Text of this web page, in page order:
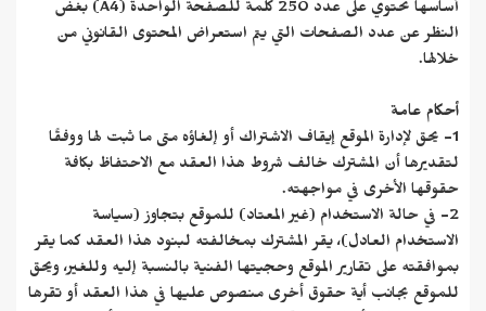
أساسها تحتوي على عدد 250 كلمة للصفحة الواحدة (A4) بغض
النظر عن عدد الصفحات التي يتم استعراض المحتوى القانوني من
خلالها.
أحكام عامة
1- يحق لإدارة الموقع إيقاف الاشتراك أو إلغاؤه متى ما ثبت لها ووفقًا
لتقديرها أن المشترك خالف شروط هذا العقد مع الاحتفاظ بكافة
حقوقها الأخرى في مواجهته.
2- في حالة الاستخدام (غير المعتاد) للموقع بتجاوز (سياسة
الاستخدام العادل)، يقر المشترك بمخالفته لبنود هذا العقد كما يقر
بموافقته على تقارير الموقع وحجيتها الفنية بالنسبة إليه وللغير، ويحق
للموقع بجانب أية حقوق أخرى منصوص عليها في هذا العقد أو تقرها